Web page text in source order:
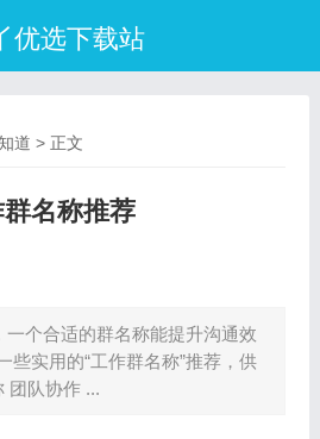
优选下载站
道 > 正文
名称推荐
一个合适的群名称能提升沟通效
些实用的“工作群名称”推荐，供
团队协作 ...